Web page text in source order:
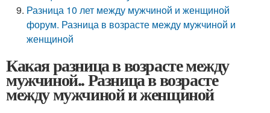
Разница 10 лет между мужчиной и женщиной
форум. Разница в возрасте между мужчиной и
женщиной
Какая разница в возрасте между
мужчиной.. Разница в возрасте
между мужчиной и женщиной